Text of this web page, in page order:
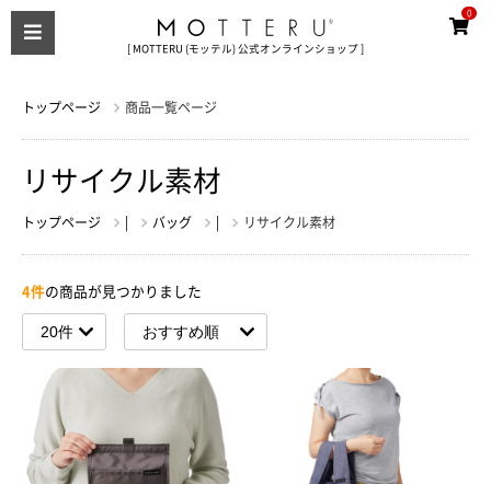
[ MOTTERU (モッテル) 公式オンラインショップ ]
0
トップページ 商品一覧ページ
リサイクル素材
トップページ バッグ リサイクル素材
4件の商品が見つかりました